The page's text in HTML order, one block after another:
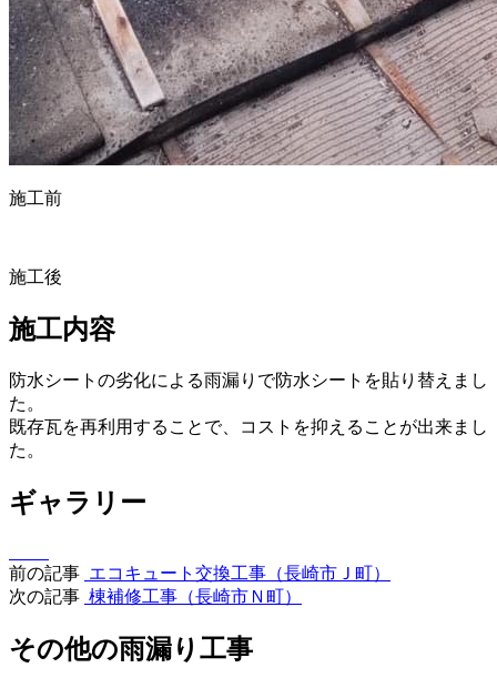
施工前
施工後
施工内容
防水シートの劣化による雨漏りで防水シートを貼り替えまし
た。
既存瓦を再利用することで、コストを抑えることが出来まし
た。
ギャラリー
前の記事 エコキュート交換工事（長崎市Ｊ町）
次の記事 棟補修工事（長崎市Ｎ町）
その他の雨漏り工事